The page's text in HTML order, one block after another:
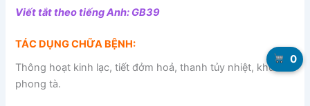
Viết tắt theo tiếng Anh: GB39
TÁC DỤNG CHỮA BỆNH:
Thông hoạt kinh lạc, tiết đởm hoả, thanh tủy nhiệt, khu
phong tà.
0